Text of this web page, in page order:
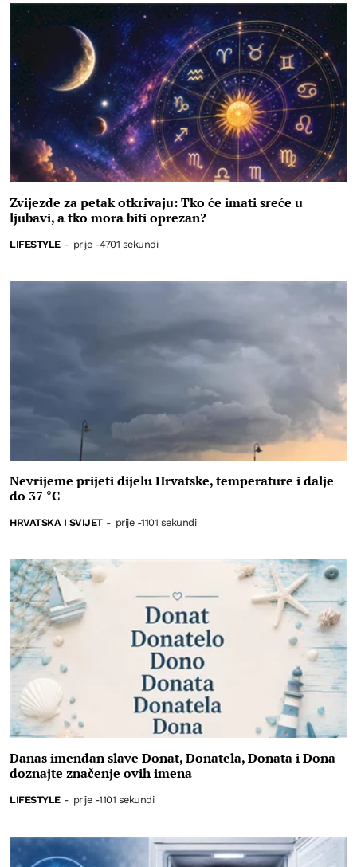
Zvijezde za petak otkrivaju: Tko će imati sreće u
ljubavi, a tko mora biti oprezan?
LIFESTYLE - prije -4701 sekundi
Nevrijeme prijeti dijelu Hrvatske, temperature i dalje
do 37 °C
HRVATSKA I SVIJET - prije -1101 sekundi
Danas imendan slave Donat, Donatela, Donata i Dona –
doznajte značenje ovih imena
LIFESTYLE - prije -1101 sekundi